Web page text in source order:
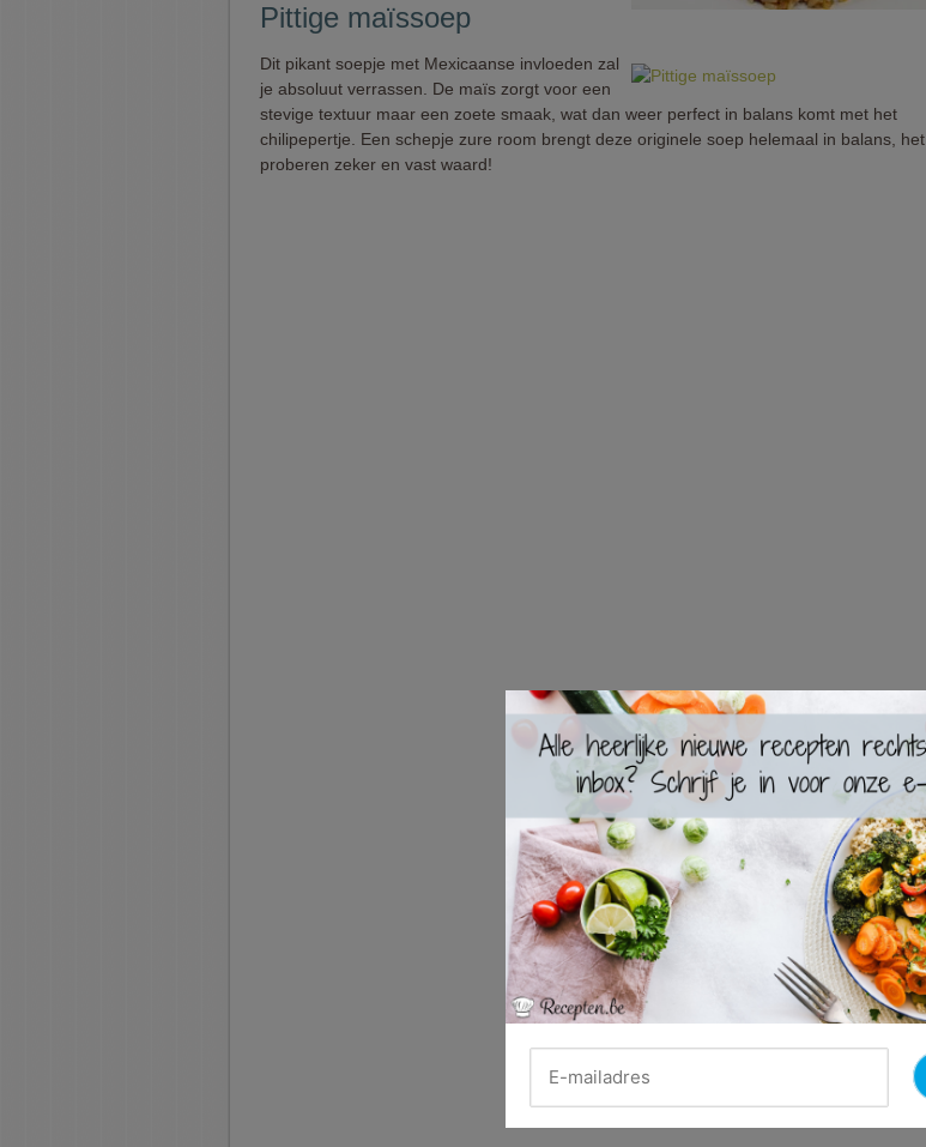
Pittige maïssoep
Dit pikant soepje met Mexicaanse invloeden zal
je absoluut verrassen. De maïs zorgt voor een
stevige textuur maar een zoete smaak, wat dan weer perfect in balans komt met het
chilipepertje. Een schepje zure room brengt deze originele soep helemaal in balans, het
proberen zeker en vast waard!